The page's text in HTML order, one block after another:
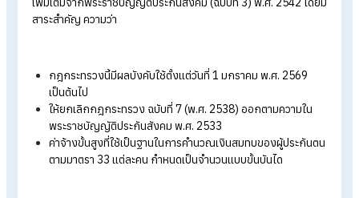
ว่าด้วยเรื่อง “ประกาศปรับ
เพดานเงินสมทบประกันสังค
2569”
เมื่อวันที่12 ธันวาคม 2568 ราชกิจจานุเบกษาได้ประกาศกฎใหม่เ
กับ การปรับเพดานเงินเดือนที่ใช้คำนวณเงินประกันสังคม